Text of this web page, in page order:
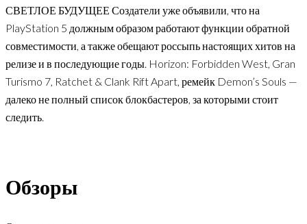
СВЕТЛОЕ БУДУЩЕЕ Создатели уже объявили, что на
PlayStation 5 должным образом работают функции обратной
совместимости, а также обещают россыпь настоящих хитов на
релизе и в последующие годы. Horizon: Forbidden West, Gran
Turismo 7, Ratchet & Clank Rift Apart, ремейк Demon’s Souls —
далеко не полный список блокбастеров, за которыми стоит
следить.
Обзоры